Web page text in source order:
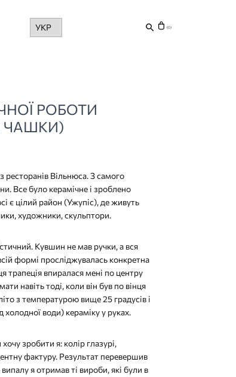
Choose
a
(0)
РОБОТИ
ЧАШКИ)
ресторанів Вільнюса. З самого
Все було керамічне і зроблено
є цілий район (Ужупіс), де живуть
художники, скульптори.
Кувшин не мав ручки, а вся
формі просліджувалась конкретна
трапеція впиралася мені по центру
навіть тоді, коли він був по вінця
з температурою вище 25 градусів і
води) кераміку у руках.
зробити я: колір глазурі,
фактуру. Результат перевершив
я отримав ті вироби, які були в